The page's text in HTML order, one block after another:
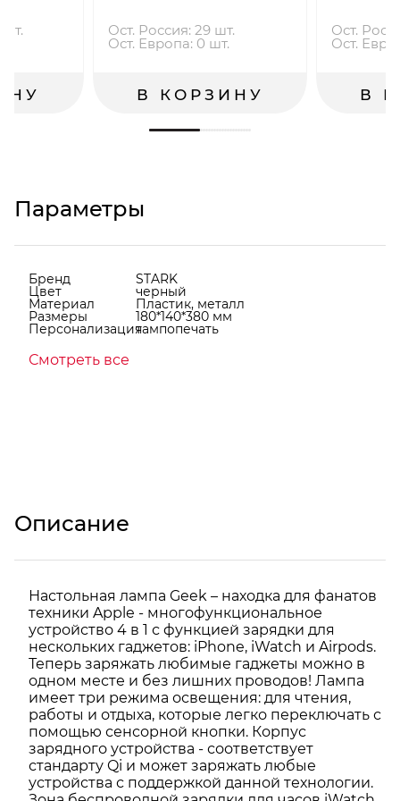
шт. Ост. Россия: 29 шт.
Ост. Европа: 0 шт.
В КОРЗИНУ
Ост.
Ост.
В
Параметры
Бренд STARK
Цвет черный
Материал Пластик, металл
Размеры 180*140*380 мм
Персонализациятампопечать
Смотреть все
Описание
Настольная лампа Geek – находка для фанатов
техники Apple - многофункциональное
устройство 4 в 1 с функцией зарядки для
нескольких гаджетов: iPhone, iWatch и Airpods.
Теперь заряжать любимые гаджеты можно в
одном месте и без лишних проводов! Лампа
имеет три режима освещения: для чтения,
работы и отдыха, которые легко переключать с
помощью сенсорной кнопки. Корпус
зарядного устройства - соответствует
стандарту Qi и может заряжать любые
устройства с поддержкой данной технологии.